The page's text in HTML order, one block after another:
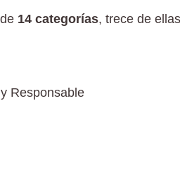
14 categorías, trece de
Responsable